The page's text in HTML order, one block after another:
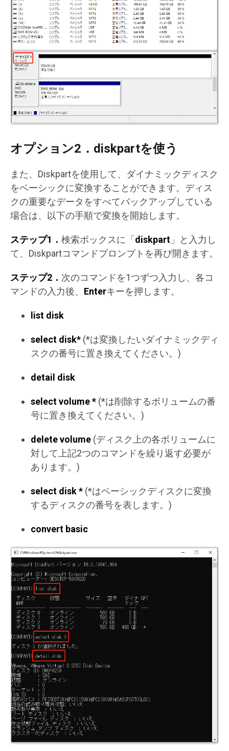
オプション2．diskpartを使う
また、Diskpartを使用して、ダイナミックディスク
をベーシックに変換することができます。ディス
クの重要なデータをすべてバックアップしている
場合は、以下の手順で変換を開始します。
ステップ1． 検索ボックスに「 diskpart 」と入力し
て、Diskpartコマンドプロンプトを再び開きます。
ステップ2． 次のコマンドを1つずつ入力し、各コ
マンドの入力後、 Enterキーを押します。
list disk
select disk* (*は変換したいダイナミックディ
スクの番号に置き換えてください。)
detail disk
select volume * (*は削除するボリュームの番
号に置き換えてください。)
delete volume (ディスク上の各ボリュームに
対して上記2つのコマンドを繰り返す必要が
あります。)
select disk * (*はベーシックディスクに変換
するディスクの番号を表します。)
convert basic